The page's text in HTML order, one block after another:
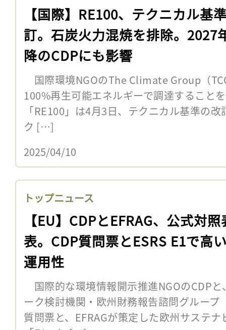
【国際】RE100、テクニカル基
訂。石炭火力混焼を排除。2027
降のCDPにも影響
国際環境NGOのThe Climate Group（
100%再生可能エネルギーで調達すること
「RE100」は4月3日、テクニカル基準の
ク […]
2025/04/10
トップニュース
【EU】CDPとEFRAG、公式対
表。CDP質問票とESRS E1で高
運用性
国際的な環境情報開示推進NGOのCDP
ーク検討機関・欧州財務報告諮問グループ
質問票と、EFRAGが策定した欧州サステ